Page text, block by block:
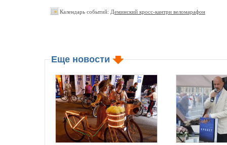
Календарь событий: Деминский кросс-кантри веломарафон
Еще новости